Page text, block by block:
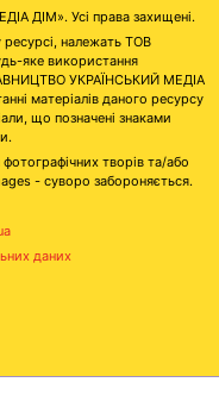
ДІМ». Усі права захищені.
ресурсі, належать ТОВ
яке використання
УКРАЇНСЬКИЙ МЕДІА
матеріалів даного ресурсу
що позначені знаками
творів та/або
- суворо забороняється.
даних